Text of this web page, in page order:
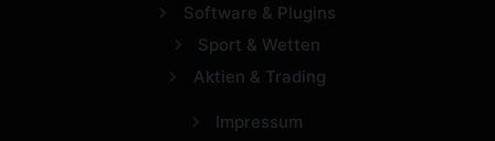
Software & Plugins
Sport & Wetten
Aktien & Trading
Impressum